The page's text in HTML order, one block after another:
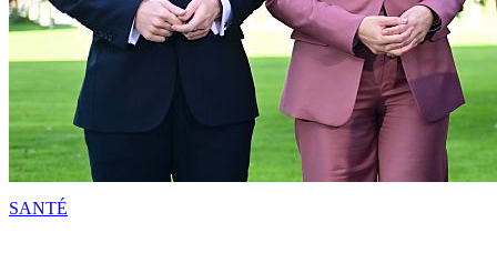
SANTÉ